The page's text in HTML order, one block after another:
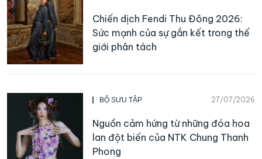
Chiến dịch Fendi Thu Đông 2026:
Sức mạnh của sự gắn kết trong thế
giới phân tách
BỘ SƯU TẬP 27/07/2026
Nguồn cảm hứng từ những đóa hoa
lan đột biến của NTK Chung Thanh
Phong